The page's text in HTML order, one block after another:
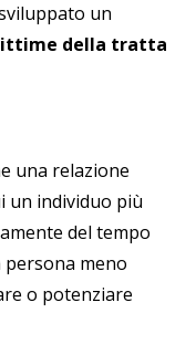
un
della tratta
una relazione
un individuo più
del tempo
meno
o potenziare